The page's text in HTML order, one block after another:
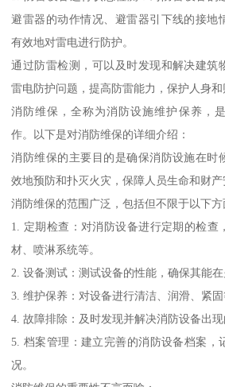
避雷器的动作情况、避雷器引下线的接地
有效地对雷电进行防护。
通过防雷检测，可以及时发现和解决建筑
雷电防护问题，提高防雷能力，保护人身和
消防维保，全称为消防设施维护保养，
作。以下是对消防维保的详细介绍：
消防维保的主要目的是确保消防设施在时
效地预防和扑灭火灾，保障人员生命和财产
消防维保的范围广泛，包括但不限于以下方
1. 定期检查：对消防设备进行定期的检查
材、喷淋系统等。
2. 设备测试：测试设备的性能，确保其能在
3. 维护保养：对设备进行清洁、润滑、紧固
4. 故障排除：及时发现并解决消防设备出现
5. 档案管理：建立完善的消防设备档案，
况。